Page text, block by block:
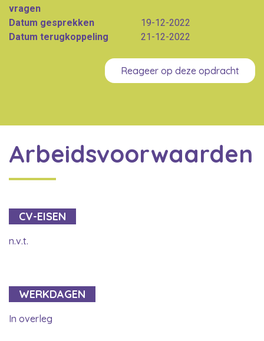
vragen
Datum gesprekken
19-12-2022
Datum terugkoppeling
21-12-2022
Reageer op deze opdracht
Arbeidsvoorwaarden
CV-EISEN
n.v.t.
WERKDAGEN
In overleg